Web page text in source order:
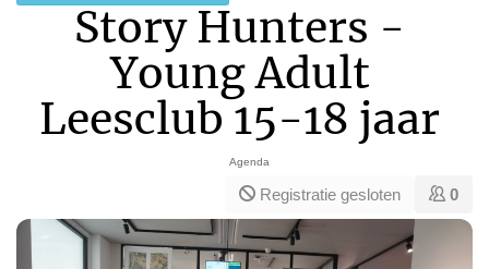
Story Hunters -
Young Adult
Leesclub 15-18 jaar
Agenda
Registratie gesloten 0